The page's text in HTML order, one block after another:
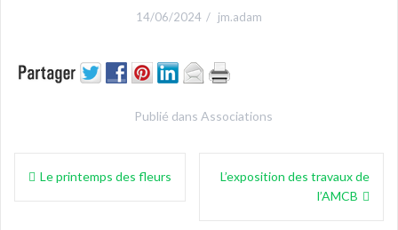
14/06/2024 jm.adam
Publié dans Associations
Navigation
Le printemps des fleurs
L’exposition des travaux de
l’AMCB